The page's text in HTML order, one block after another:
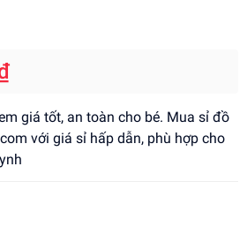
giá tốt, an toàn cho bé. Mua sỉ đồ
với giá sỉ hấp dẫn, phù hợp cho